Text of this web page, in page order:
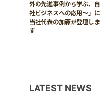
外の先進事例から学ぶ、自
社ビジネスへの応用〜」に
当社代表の加藤が登壇しま
す
LATEST NEWS